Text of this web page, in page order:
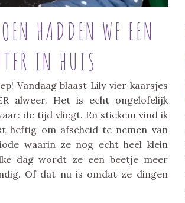
HADDEN WE EEN
IN HUIS
Vandaag blaast Lily vier kaarsjes
alweer. Het is echt ongelofelijk
de tijd vliegt. En stiekem vind ik
heftig om afscheid te nemen van
waarin ze nog echt heel klein
dag wordt ze een beetje meer
Of dat nu is omdat ze dingen